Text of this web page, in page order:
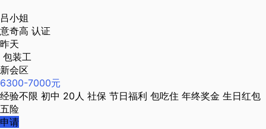
吕小姐
意奇高 认证
昨天
包装工
新会区
6300-7000元
经验不限 初中 20人 社保 节日福利 包吃住 年终奖金 生日红包
五险
申请